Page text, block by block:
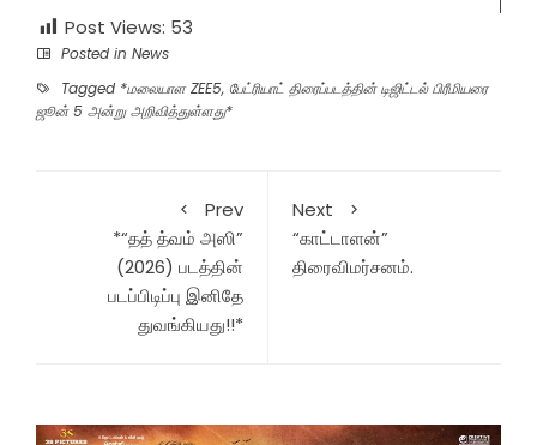
Post Views: 53
Posted in News
Tagged *மலையாள ZEE5, பேட்ரியாட் திரைப்படத்தின் டிஜிட்டல் பிரீமியரை
ஜூன் 5 அன்று அறிவித்துள்ளது*
Prev
*“தத் த்வம் அஸி”
(2026) படத்தின்
படப்பிடிப்பு இனிதே
துவங்கியது!!*
Next
“காட்டா​ளன்”
திரைவிமர்சனம்.